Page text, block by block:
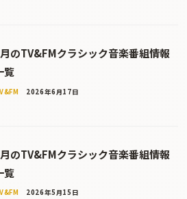
のTV&FMクラシック音楽番組情報
覧
2026年6月17日
のTV&FMクラシック音楽番組情報
覧
2026年5月15日